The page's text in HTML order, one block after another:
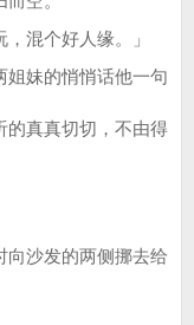
混个好人缘。」
妹的悄悄话他一句
的真真切切，不由得
沙发的两侧挪去给